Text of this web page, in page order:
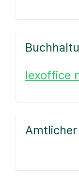
lexoffice